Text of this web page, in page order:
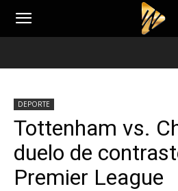
DEPORTE
Tottenham vs.
duelo de
Premier League